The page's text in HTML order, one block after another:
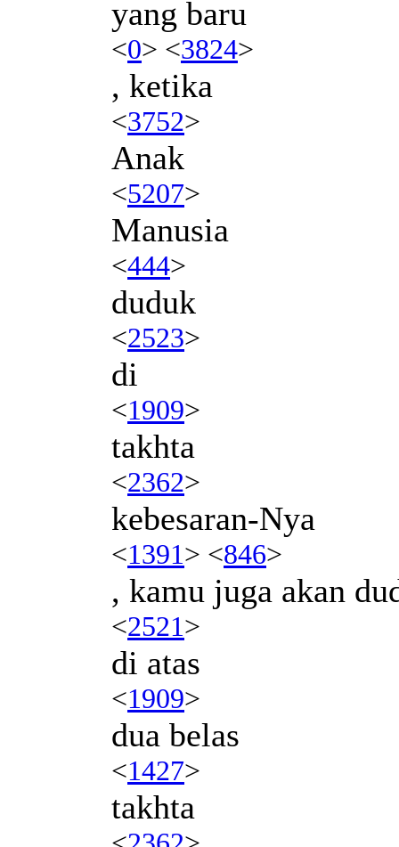
yang baru
<0> <3824>
, ketika
<3752>
Anak
<5207>
Manusia
<444>
duduk
<2523>
di
<1909>
takhta
<2362>
kebesaran-Nya
<1391> <846>
, kamu juga akan
<2521>
di atas
<1909>
dua belas
<1427>
takhta